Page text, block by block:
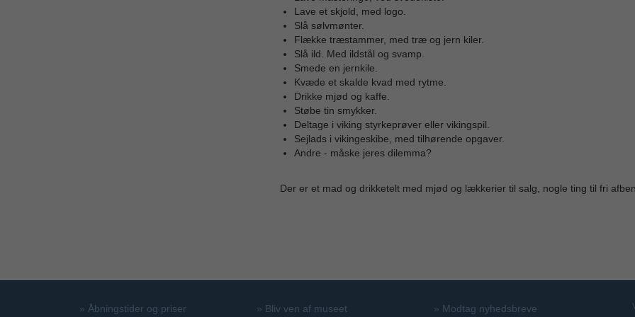
Lave et skjold, med logo.
Slå sølvmønter.
Flække træstammer, med træ og jern kiler.
Slå ild. Med ildstål og svamp.
Smede en jernkile.
Kvæde et skalde kvad med rytme.
Drikke mjød og kaffe.
Støbe tin smykker.
Deltage i viking styrkeprøver eller vikingspil.
Sejlads i vikingeskibe, med tilhørende opgaver.
Andre - måske jeres dilemma?
Der er et mad og drikketelt med mjød og lækkerier til salg, nogle ting til fri
» Åbningstider og priser » Bliv ven af museet » Modtag nyhedsbreve